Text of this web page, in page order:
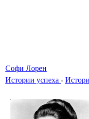
Софи Лорен
Истории успеха -